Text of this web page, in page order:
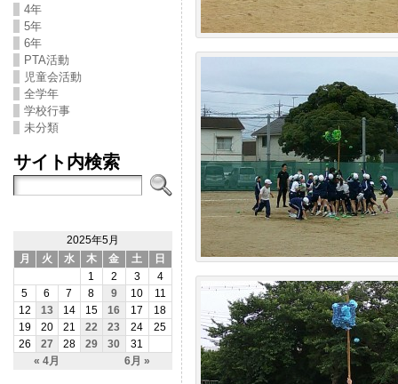
4年
5年
6年
PTA活動
児童会活動
全学年
学校行事
未分類
サイト内検索
2025年5月
月
火 水 木 金 土 日
« 4月 6月 »
1 2 3
4
5
6 7 8 9 10
11
12
13 14 15 16 17
18
19
20 21 22 23 24
25
26
27 28 29 30 31